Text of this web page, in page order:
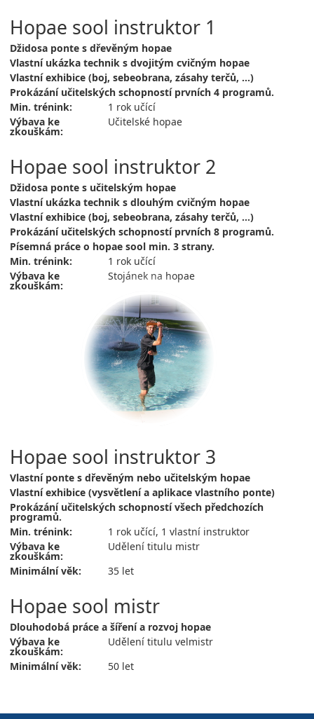
Hopae sool instruktor 1
Džidosa ponte s dřevěným hopae
Vlastní ukázka technik s dvojitým cvičným hopae
Vlastní exhibice (boj, sebeobrana, zásahy terčů, ...)
Prokázání učitelských schopností prvních 4 programů.
Min. trénink:
1 rok učící
Výbava ke
zkouškám:
Učitelské hopae
Hopae sool instruktor 2
Džidosa ponte s učitelským hopae
Vlastní ukázka technik s dlouhým cvičným hopae
Vlastní exhibice (boj, sebeobrana, zásahy terčů, ...)
Prokázání učitelských schopností prvních 8 programů.
Písemná práce o hopae sool min. 3 strany.
Min. trénink:
1 rok učící
Výbava ke
zkouškám:
Stojánek na hopae
Hopae sool instruktor 3
Vlastní ponte s dřevěným nebo učitelským hopae
Vlastní exhibice (vysvětlení a aplikace vlastního ponte)
Prokázání učitelských schopností všech předchozích
programů.
Min. trénink:
1 rok učící, 1 vlastní instruktor
Výbava ke
zkouškám:
Udělení titulu mistr
Minimální věk:
35 let
Hopae sool mistr
Dlouhodobá práce a šíření a rozvoj hopae
Výbava ke
zkouškám:
Udělení titulu velmistr
Minimální věk:
50 let